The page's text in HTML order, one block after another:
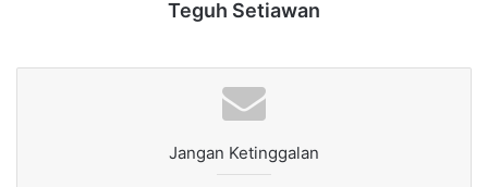
Teguh Setiawan
Jangan Ketinggalan